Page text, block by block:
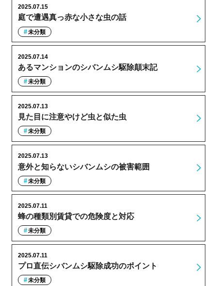
庭で遭遇真っ赤な小さな虫の話
2025.07.15
未分類
あるマンションのシバンムシ駆除顛末記
2025.07.14
未分類
見た目に注意やけど虫と似た虫
2025.07.13
未分類
意外と知らないシバンムシの被害範囲
2025.07.13
未分類
蜂の種類別賃貸での危険度と対応
2025.07.11
未分類
プロ直伝シバンムシ駆除成功のポイント
2025.07.11
未分類